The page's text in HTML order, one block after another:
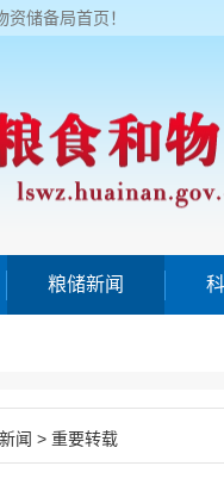
储备局首页！
粮储新闻
闻 > 重要转载